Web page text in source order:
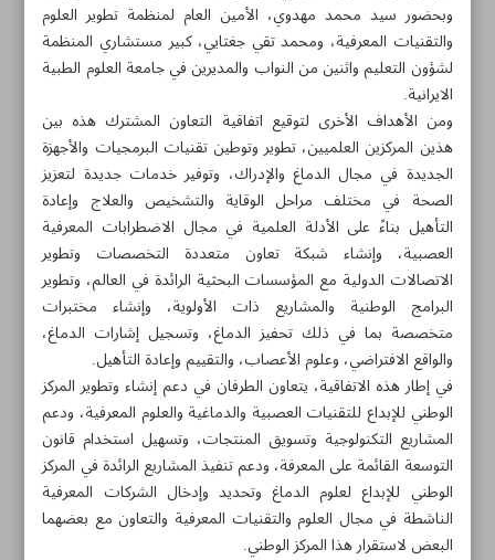
مواضيع هذه الصفحة
إصفهان تستضيف طلاباً من 43 دولة في الأولمبياد العالمي
للفيز‌ياء
استخلاص دواء ألتيبلاز المؤتلف عن طر‌يق إنتاج جسم نانوي
مؤتلف مضاد
صنع جهاز صدمات كهربائية أوتوماتيكي
إطلاق المركز الوطني للإبداع للتقنيات العصبية والدماغية
والعلوم المعرفية
وبحضور سيد محمد مهدوي، الأمين العام لمنظمة تطوير العلوم
والتقنيات المعرفية، ومحمد تقي جغتایي، كبير مستشاري المنظمة
لشؤون التعليم واثنين من النواب والمديرين في جامعة العلوم الطبية
الايرانية.
ومن الأهداف الأخرى لتوقيع اتفاقية التعاون المشترك هذه بين
هذين المركزين العلميين، تطوير وتوطين تقنيات البرمجيات والأجهزة
الجديدة في مجال الدماغ والإدراك، وتوفير خدمات جديدة لتعزيز
الصحة في مختلف مراحل الوقاية والتشخيص والعلاج وإعادة
التأهيل بناءً على الأدلة العلمية في مجال الاضطرابات المعرفية
العصبية، وإنشاء شبكة تعاون متعددة التخصصات وتطوير
الاتصالات الدولية مع المؤسسات البحثية الرائدة في العالم، وتطوير
البرامج الوطنية والمشاريع ذات الأولوية، وإنشاء مختبرات
متخصصة بما في ذلك تحفيز الدماغ، وتسجيل إشارات الدماغ،
والواقع الافتراضي، وعلوم الأعصاب، والتقييم وإعادة التأهيل.
في إطار هذه الاتفاقية، يتعاون الطرفان في دعم إنشاء وتطوير المركز
الوطني للإبداع للتقنيات العصبية والدماغية والعلوم المعرفية، ودعم
المشاريع التكنولوجية وتسويق المنتجات، وتسهيل استخدام قانون
التوسعة القائمة على المعرفة، ودعم تنفيذ المشاريع الرائدة في المركز
الوطني للإبداع لعلوم الدماغ وتحديد وإدخال الشركات المعرفية
الناشطة في مجال العلوم والتقنيات المعرفية والتعاون مع بعضهما
البعض لاستقرار هذا المركز الوطني.